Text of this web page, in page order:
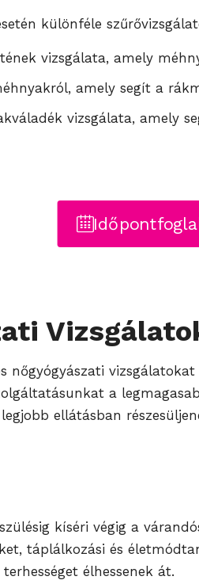
különféle
vizsgálata, amely
amely segít a
vizsgálata, amely
nőgyógyászati
a
ellátásban
kíséri végig a
táplálkozási és
élhessenek át.